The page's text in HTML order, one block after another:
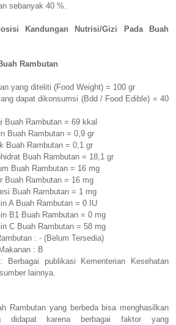
sebanyak 40 %.
Kandungan Nutrisi/Gizi Pada Buah
Rambutan
yang diteliti (Food Weight) = 100 gr
dapat dikonsumsi (Bdd / Food Edible) = 40
Buah Rambutan = 69 kkal
Buah Rambutan = 0,9 gr
Buah Rambutan = 0,1 gr
Buah Rambutan = 18,1 gr
Buah Rambutan = 16 mg
Buah Rambutan = 16 mg
Buah Rambutan = 1 mg
A Buah Rambutan = 0 IU
B1 Buah Rambutan = 0 mg
C Buah Rambutan = 58 mg
: - (Belum Tersedia)
: B
publikasi Kementerian Kesehatan
lainnya.
Rambutan yang berbeda bisa menghasilkan
didapat karena berbagai faktor yang